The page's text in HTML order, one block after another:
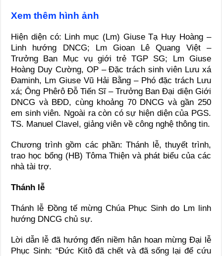
Xem thêm hình ảnh
Hiện diện có: Linh mục (Lm) Giuse Tạ Huy Hoàng –
Linh hướng DNCG; Lm Gioan Lê Quang Việt –
Trưởng Ban Mục vụ giới trẻ TGP SG; Lm Giuse
Hoàng Duy Cường, OP – Đặc trách sinh viên Lưu xá
Đaminh, Lm Giuse Vũ Hải Bằng – Phó đặc trách Lưu
xá; Ông Phêrô Đỗ Tiến Sĩ – Trưởng Ban Đại diện Giới
DNCG và BĐD, cùng khoảng 70 DNCG và gần 250
em sinh viên. Ngoài ra còn có sự hiện diện của PGS.
TS. Manuel Clavel, giảng viên về công nghệ thông tin.
Chương trình gồm các phần: Thánh lễ, thuyết trình,
trao học bổng (HB) Tôma Thiện và phát biểu của các
nhà tài trợ.
Thánh lễ
Thánh lễ Đồng tế mừng Chúa Phục Sinh do Lm linh
hướng DNCG chủ sự.
Lời dẫn lễ đã hướng đến niềm hân hoan mừng Đại lễ
Phục Sinh: “Đức Kitô đã chết và đã sống lại để cứu